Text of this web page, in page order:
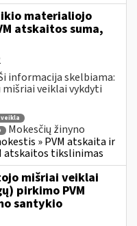
materialiojo
atskaitos suma,
informacija skelbiama:
veiklai vykdyti
Mokesčių žinyno
» PVM atskaita ir
atskaitos tikslinimas
mišriai veiklai
pirkimo PVM
santykio